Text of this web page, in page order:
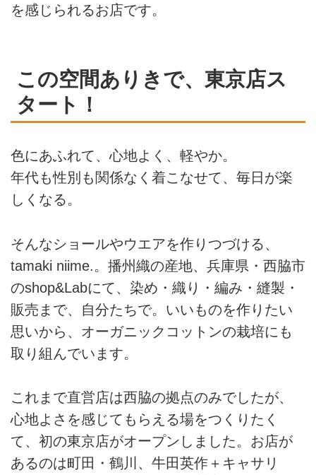
を感じられるお店です。
この空間ありきで、東京店ス
タート！
色にあふれて、心地よく、軽やか。
年代も性別も関係なく着こなせて、毎日が楽
しくなる。
そんなショールやウエアを作りつづける、
tamaki niime.。播州織の産地、兵庫県・西脇市
のshop&Labにて、染め・織り・編み・縫製・
販売まで、自分たちで。いいものを作りたい
思いから、オーガニックコットンの栽培にも
取り組んでいます。
これまで直営店は西脇の拠点のみでしたが、
心地よさを感じてもらえる場をつくりたく
て、初の東京店がオープンしました。お店が
あるのは町田・鶴川、牛田英作＋キャサリ